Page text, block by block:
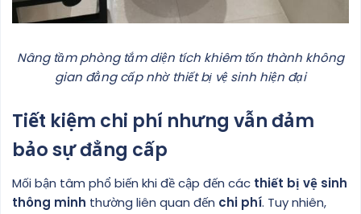
Nâng tầm phòng tắm diện tích khiêm tốn thành không
gian đẳng cấp nhờ thiết bị vệ sinh hiện đại
Tiết kiệm chi phí nhưng vẫn đảm
bảo sự đẳng cấp
Mối bận tâm phổ biến khi đề cập đến các thiết bị vệ sinh
thông minh thường liên quan đến chi phí. Tuy nhiên,